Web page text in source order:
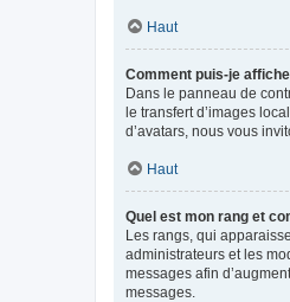
Haut
Comment puis-je
Dans le panneau de
le transfert d’images
d’avatars, nous vous
Haut
Quel est mon rang et
Les rangs, qui
administrateurs et les
messages afin
messages.